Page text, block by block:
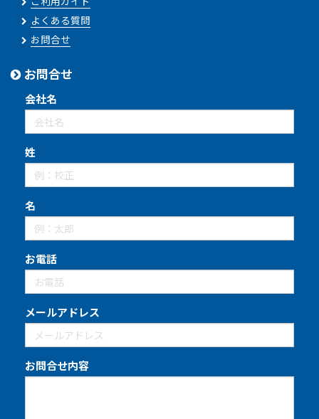
よくある質問
お問合せ
お問合せ
会社名
姓
名
お電話
メールアドレス
お問合せ内容